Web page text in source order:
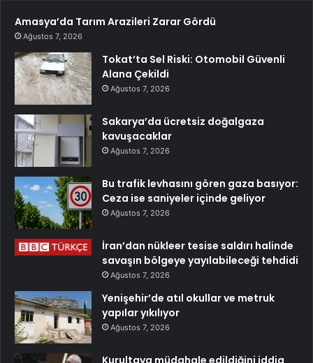
Amasya’da Tarım Arazileri Zarar Gördü
Ağustos 7, 2026
Tokat’ta Sel Riski: Otomobil Güvenli
Alana Çekildi
Ağustos 7, 2026
Sakarya’da ücretsiz doğalgaza
kavuşacaklar
Ağustos 7, 2026
Bu trafik levhasını gören gaza basıyor:
Ceza ise saniyeler içinde geliyor
Ağustos 7, 2026
İran’dan nükleer tesise saldırı halinde
savaşın bölgeye yayılabileceği tehdidi
Ağustos 7, 2026
Yenişehir’de atıl okullar ve metruk
yapılar yıkılıyor
Ağustos 7, 2026
Kurultaya müdahale edildiğini iddia